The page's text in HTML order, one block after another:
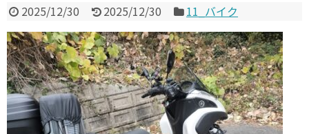
2025/12/30 2025/12/30 11_バイク